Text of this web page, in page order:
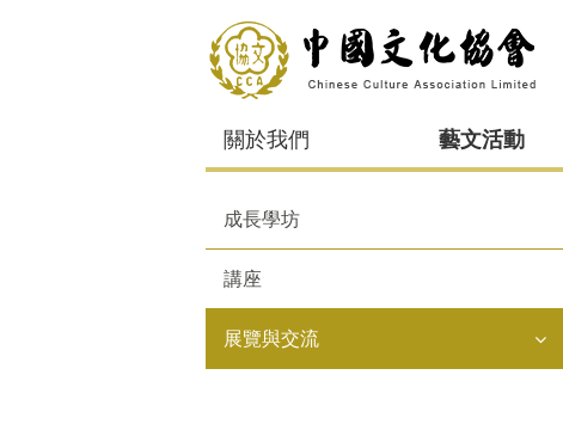
關於我們 藝文活動
成長學坊
講座
展覽與交流